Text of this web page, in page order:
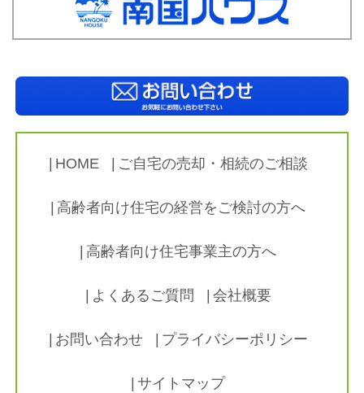
HOME ご自宅の売却・相続のご相談
高齢者向け住宅の経営をご検討の方へ
高齢者向け住宅事業主の方へ
よくあるご質問 会社概要
お問い合わせ プライバシーポリシー
サイトマップ